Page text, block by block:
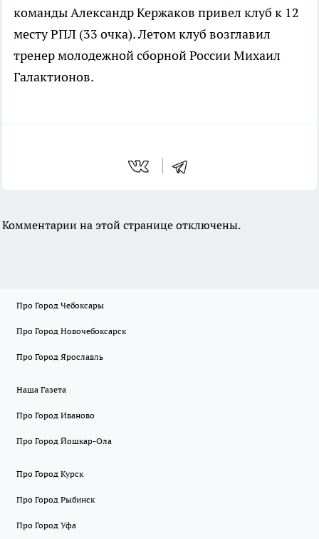
команды Александр Кержаков привел клуб к 12
месту РПЛ (33 очка). Летом клуб возглавил
тренер молодежной сборной России Михаил
Галактионов.
Комментарии на этой странице отключены.
Про Город Чебоксары
Про Город Новочебоксарск
Про Город Ярославль
Наша Газета
Про Город Иваново
Про Город Йошкар-Ола
Про Город Курск
Про Город Рыбинск
Про Город Уфа